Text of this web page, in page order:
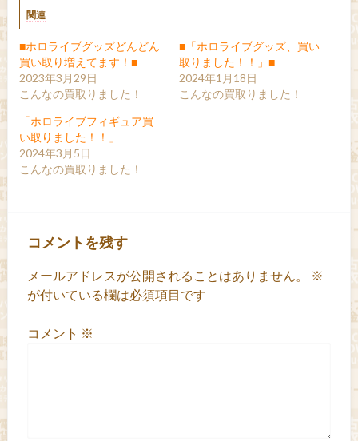
関連
■ホロライブグッズどんどん
買い取り増えてます！■
2023年3月29日
こんなの買取りました！
■「ホロライブグッズ、買い
取りました！！」■
2024年1月18日
こんなの買取りました！
「ホロライブフィギュア買
い取りました！！」
2024年3月5日
こんなの買取りました！
コメントを残す
メールアドレスが公開されることはありません。
※
が付いている欄は必須項目です
コメント ※